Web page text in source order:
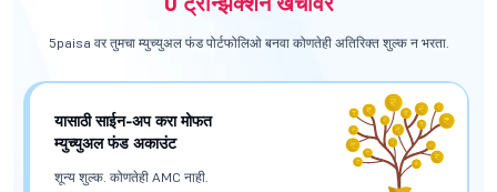
5paisa वर तुमचा म्युच्युअल फंड पोर्टफोलिओ बनवा कोणतेही अतिरिक्त शुल्क न भरता.
यासाठी साईन-अप करामोफत
म्युच्युअल फंड अकाउंट
शून्य शुल्क. कोणतेही AMC नाही.